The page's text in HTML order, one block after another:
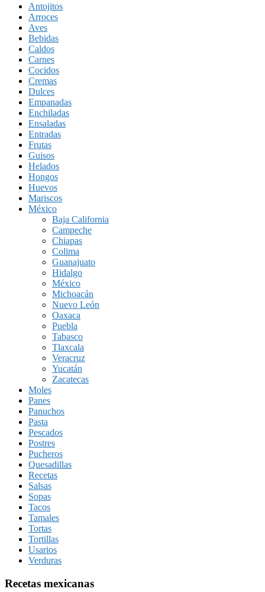
Antojitos
Arroces
Aves
Bebidas
Caldos
Carnes
Cocidos
Cremas
Dulces
Empanadas
Enchiladas
Ensaladas
Entradas
Frutas
Guisos
Helados
Hongos
Huevos
Mariscos
México
Baja California
Campeche
Chiapas
Colima
Guanajuato
Hidalgo
México
Michoacán
Nuevo León
Oaxaca
Puebla
Tabasco
Tlaxcala
Veracruz
Yucatán
Zacatecas
Moles
Panes
Panuchos
Pasta
Pescados
Postres
Pucheros
Quesadillas
Recetas
Salsas
Sopas
Tacos
Tamales
Tortas
Tortillas
Usarios
Verduras
Recetas mexicanas